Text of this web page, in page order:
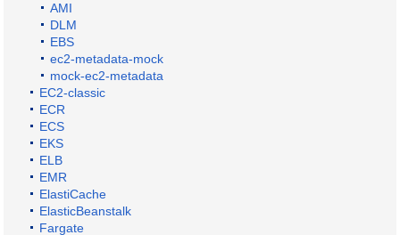
AMI
DLM
EBS
ec2-metadata-mock
mock-ec2-metadata
EC2-classic
ECR
ECS
EKS
ELB
EMR
ElastiCache
ElasticBeanstalk
Fargate